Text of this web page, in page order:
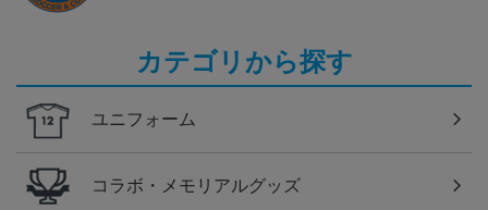
カテゴリから探す
ユニフォーム
コラボ・メモリアルグッズ